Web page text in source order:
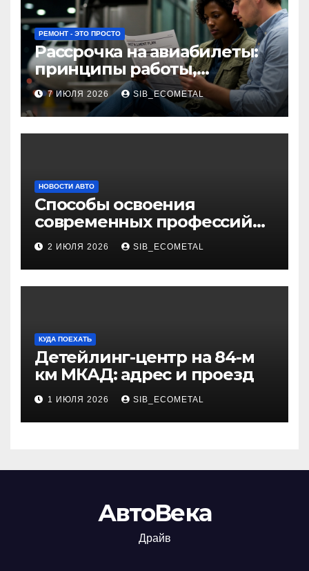
РЕМОНТ - ЭТО ПРОСТО
Рассрочка на авиабилеты:
принципы работы,
требования и
потенциальные риски
7 ИЮЛЯ 2026 SIB_ECOMETAL
НОВОСТИ АВТО
Способы освоения
современных профессий
через онлайн-курсы
2 ИЮЛЯ 2026 SIB_ECOMETAL
КУДА ПОЕХАТЬ
Детейлинг-центр на 84-м
км МКАД: адрес и проезд
1 ИЮЛЯ 2026 SIB_ECOMETAL
АвтоВека
Драйв